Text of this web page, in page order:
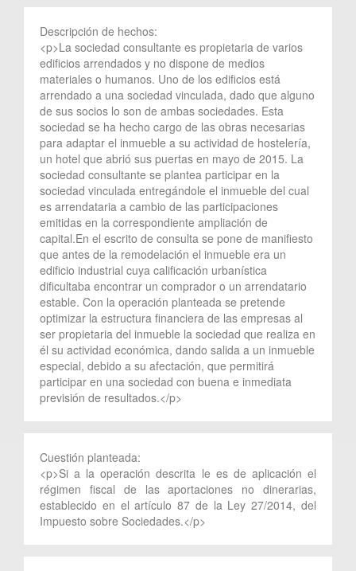
Descripción de hechos:
<p>La sociedad consultante es propietaria de varios
edificios arrendados y no dispone de medios
materiales o humanos. Uno de los edificios está
arrendado a una sociedad vinculada, dado que alguno
de sus socios lo son de ambas sociedades. Esta
sociedad se ha hecho cargo de las obras necesarias
para adaptar el inmueble a su actividad de hostelería,
un hotel que abrió sus puertas en mayo de 2015. La
sociedad consultante se plantea participar en la
sociedad vinculada entregándole el inmueble del cual
es arrendataria a cambio de las participaciones
emitidas en la correspondiente ampliación de
capital.En el escrito de consulta se pone de manifiesto
que antes de la remodelación el inmueble era un
edificio industrial cuya calificación urbanística
dificultaba encontrar un comprador o un arrendatario
estable. Con la operación planteada se pretende
optimizar la estructura financiera de las empresas al
ser propietaria del inmueble la sociedad que realiza en
él su actividad económica, dando salida a un inmueble
especial, debido a su afectación, que permitirá
participar en una sociedad con buena e inmediata
previsión de resultados.</p>
Cuestión planteada:
<p>Si a la operación descrita le es de aplicación el
régimen fiscal de las aportaciones no dinerarias,
establecido en el artículo 87 de la Ley 27/2014, del
Impuesto sobre Sociedades.</p>